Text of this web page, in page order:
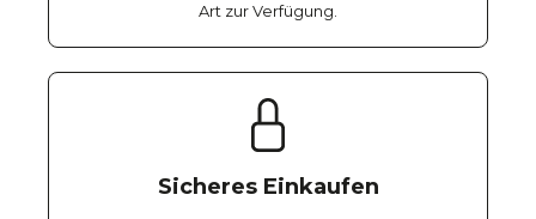
Art zur Verfügung.
Sicheres Einkaufen